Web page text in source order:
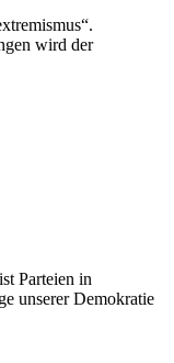
wird der
Parteien in
unserer Demokratie